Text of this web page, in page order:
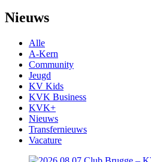
Nieuws
Alle
A-Kern
Community
Jeugd
KV Kids
KVK Business
KVK+
Nieuws
Transfernieuws
Vacature